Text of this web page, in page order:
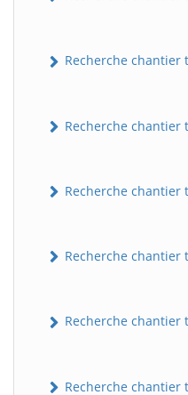
Recherche chantier
Recherche chantier
Recherche chantier
Recherche chantier
Recherche chantier
Recherche chantier